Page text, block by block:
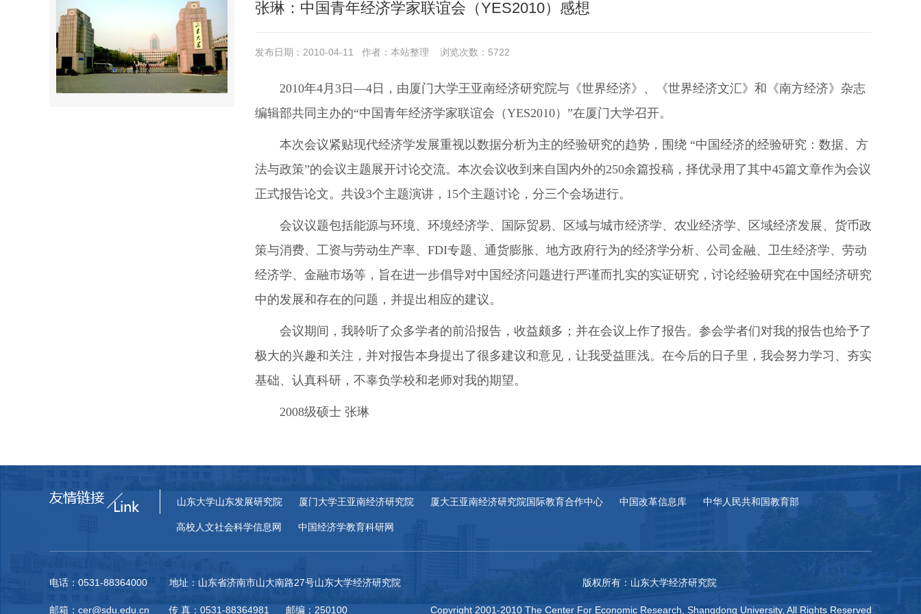
张琳：中国青年经济学家联谊会（YES2010）感想
发布日期：2010-04-11 作者：本站整理 浏览次数： 5722
2010年4月3日―4日，由厦门大学王亚南经济研究院与《世界经济》、《世界经济文汇》和《南方经济》杂志
编辑部共同主办的“中国青年经济学家联谊会（YES2010）”在厦门大学召开。
本次会议紧贴现代经济学发展重视以数据分析为主的经验研究的趋势，围绕 “中国经济的经验研究：数据、方
法与政策”的会议主题展开讨论交流。本次会议收到来自国内外的250余篇投稿，择优录用了其中45篇文章作为会议
正式报告论文。共设3个主题演讲，15个主题讨论，分三个会场进行。
会议议题包括能源与环境、环境经济学、国际贸易、区域与城市经济学、农业经济学、区域经济发展、货币政
策与消费、工资与劳动生产率、FDI专题、通货膨胀、地方政府行为的经济学分析、公司金融、卫生经济学、劳动
经济学、金融市场等，旨在进一步倡导对中国经济问题进行严谨而扎实的实证研究，讨论经验研究在中国经济研究
中的发展和存在的问题，并提出相应的建议。
会议期间，我聆听了众多学者的前沿报告，收益颇多；并在会议上作了报告。参会学者们对我的报告也给予了
极大的兴趣和关注，并对报告本身提出了很多建议和意见，让我受益匪浅。在今后的日子里，我会努力学习、夯实
基础、认真科研，不辜负学校和老师对我的期望。
2008级硕士 张琳
山东大学山东发展研究院 厦门大学王亚南经济研究院 厦大王亚南经济研究院国际教育合作中心 中国改革信息库 中华人民共和国教育部
高校人文社会科学信息网 中国经济学教育科研网
电话：0531-88364000 地址：山东省济南市山大南路27号山东大学经济研究院
邮箱：cer@sdu.edu.cn 传 真：0531-88364981 邮编：250100
版权所有：山东大学经济研究院
Copyright 2001-2010 The Center For Economic Research, Shangdong University, All Rights Reserved